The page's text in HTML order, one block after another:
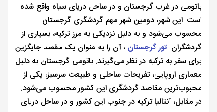
باتومی در غرب گرجستان و در ساحل دریای سیاه واقع شده
است. این شهر، دومین شهر مهم گردشگری گرجستان
محسوب می‌شود و به دلیل نزدیکی به مرز ترکیه، بسیاری از
گردشگران تور گرجستان، آن را به عنوان یک مقصد جایگزین
برای سفر به ترکیه در نظر می‌گیرند. باتومی گرجستان به دلیل
معماری اروپایی، تفریحات ساحلی و طبیعت سرسبز، یکی از
محبوب‌ترین مقاصد گردشگری این کشور محسوب می‌شود.
در مقابل، آنتالیا ترکیه در جنوب این کشور و در ساحل دریای